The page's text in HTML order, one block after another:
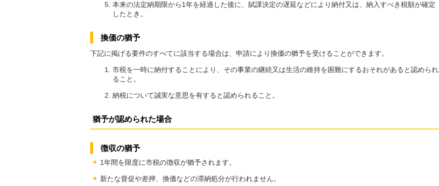
本来の法定納期限から1年を経過した後に、賦課決定の遅延などにより納付又は、納入すべき税額が確定
したとき。
換価の猶予
下記に掲げる要件のすべてに該当する場合は、申請により換価の猶予を受けることができます。
市税を一時に納付することにより、その事業の継続又は生活の維持を困難にするおそれがあると認められ
ること。
納税について誠実な意思を有すると認められること。
猶予が認められた場合
徴収の猶予
1年間を限度に市税の徴収が猶予されます。
新たな督促や差押、換価などの滞納処分が行われません。